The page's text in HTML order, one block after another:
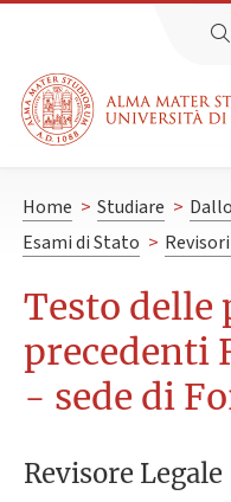
Home > Studiare >
Esami di Stato >
Testo delle
precedenti
- sede di
Revisore